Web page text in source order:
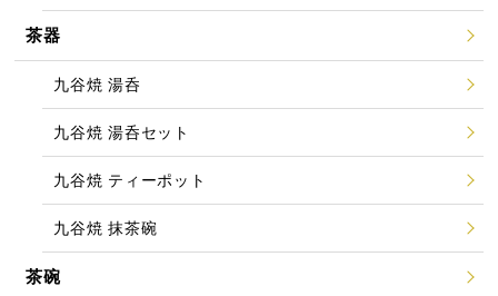
茶器
九谷焼 湯呑
九谷焼 湯呑セット
九谷焼 ティーポット
九谷焼 抹茶碗
茶碗